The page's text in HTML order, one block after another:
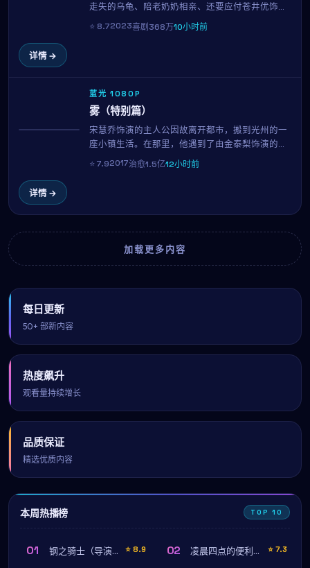
走失的乌龟、陪老奶奶相亲、还要应付苍井优饰演
的房东讨房租。广濑铃用招牌的呆萌表演，把一地
鸡毛的生活过出了笑中带泪的味道。园子温的喜剧
⭐ 8.72023喜剧 368万10小时前
详情 →
蓝光 1080P
雾（特别篇）
宋慧乔饰演的主人公因故离开都市，搬到光州的一
座小镇生活。在那里，他遇到了由金泰梨饰演的当
地居民，从修缮老屋、经营小店到适应慢节奏的生
活，每一帧都像一杯温热的茶。宫崎骏用治愈系的
⭐7.92017治愈1.5亿12小时前
详情 →
加载更多内容
每日更新
50+ 部新内容
热度飙升
观看量持续增长
品质保证
精选优质内容
本周热播榜 TOP 10
01 钢之骑士（导演剪辑版） ⭐ 8.9 02 凌晨四点的便利店（特别篇） ⭐ 7.3